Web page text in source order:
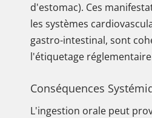
d'estomac). Ces
les systèmes
gastro-intestinal, sont
l'étiquetage
Conséquences
L'ingestion orale peut